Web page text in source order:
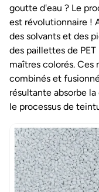
goutte d'eau ? Le
est révolutionnaire !
des solvants et des
des paillettes de
maîtres colorés.
combinés et
résultante absorbe
le processus de